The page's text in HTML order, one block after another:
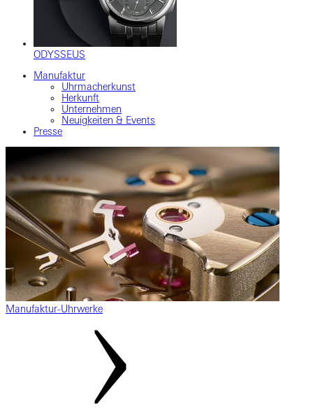
ODYSSEUS
Manufaktur
Uhrmacherkunst
Herkunft
Unternehmen
Neuigkeiten & Events
Presse
Manufaktur-Uhrwerke